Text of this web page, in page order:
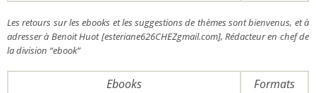
Les retours sur les ebooks et les suggestions de thèmes sont bienvenus, et à
adresser à Benoit Huot [esteriane626CHEZgmail.com], Rédacteur en chef de
la division “ebook”
Ebooks Formats